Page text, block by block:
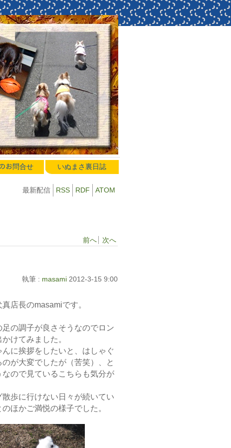
お問合せ いぬまさ裏日誌
最新配信 RSS RDF ATOM
前へ 次へ
執筆 : masami 2012-3-15 9:00
店長のmasamiです。
の調子が良さそうなのでロン
けてみました。
に挨拶をしたいと、はしゃぐ
が大変でしたが（苦笑）、と
なので見ているこちらも気分が
散歩に行けない日々が続いてい
ほかご満悦の様子でした。